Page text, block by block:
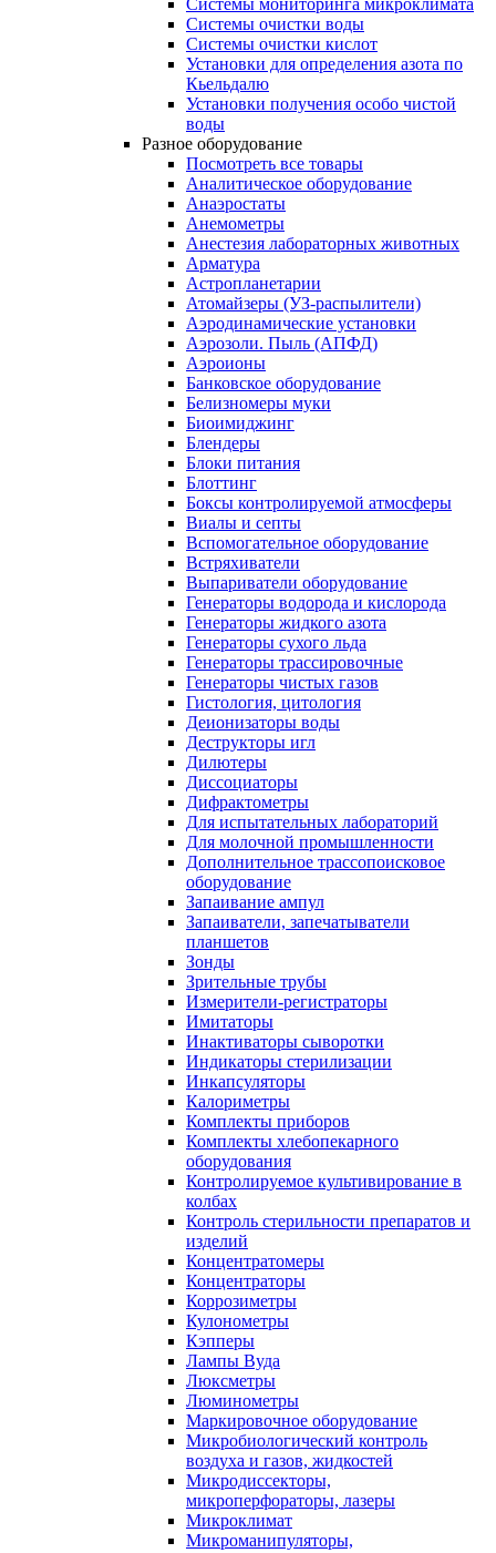
Системы мониторинга микроклимата
Системы очистки воды
Системы очистки кислот
Установки для определения азота по
Кьельдалю
Установки получения особо чистой
воды
Разное оборудование
Посмотреть все товары
Аналитическое оборудование
Анаэростаты
Анемометры
Анестезия лабораторных животных
Арматура
Астропланетарии
Атомайзеры (УЗ-распылители)
Аэродинамические установки
Аэрозоли. Пыль (АПФД)
Аэроионы
Банковское оборудование
Белизномеры муки
Биоимиджинг
Блендеры
Блоки питания
Блоттинг
Боксы контролируемой атмосферы
Виалы и септы
Вспомогательное оборудование
Встряхиватели
Выпариватели оборудование
Генераторы водорода и кислорода
Генераторы жидкого азота
Генераторы сухого льда
Генераторы трассировочные
Генераторы чистых газов
Гистология, цитология
Деионизаторы воды
Деструкторы игл
Дилютеры
Диссоциаторы
Дифрактометры
Для испытательных лабораторий
Для молочной промышленности
Дополнительное трассопоисковое
оборудование
Запаивание ампул
Запаиватели, запечатыватели
планшетов
Зонды
Зрительные трубы
Измерители-регистраторы
Имитаторы
Инактиваторы сыворотки
Индикаторы стерилизации
Инкапсуляторы
Калориметры
Комплекты приборов
Комплекты хлебопекарного
оборудования
Контролируемое культивирование в
колбах
Контроль стерильности препаратов и
изделий
Концентратомеры
Концентраторы
Коррозиметры
Кулонометры
Кэпперы
Лампы Вуда
Люксметры
Люминометры
Маркировочное оборудование
Микробиологический контроль
воздуха и газов, жидкостей
Микродиссекторы,
микроперфораторы, лазеры
Микроклимат
Микроманипуляторы,